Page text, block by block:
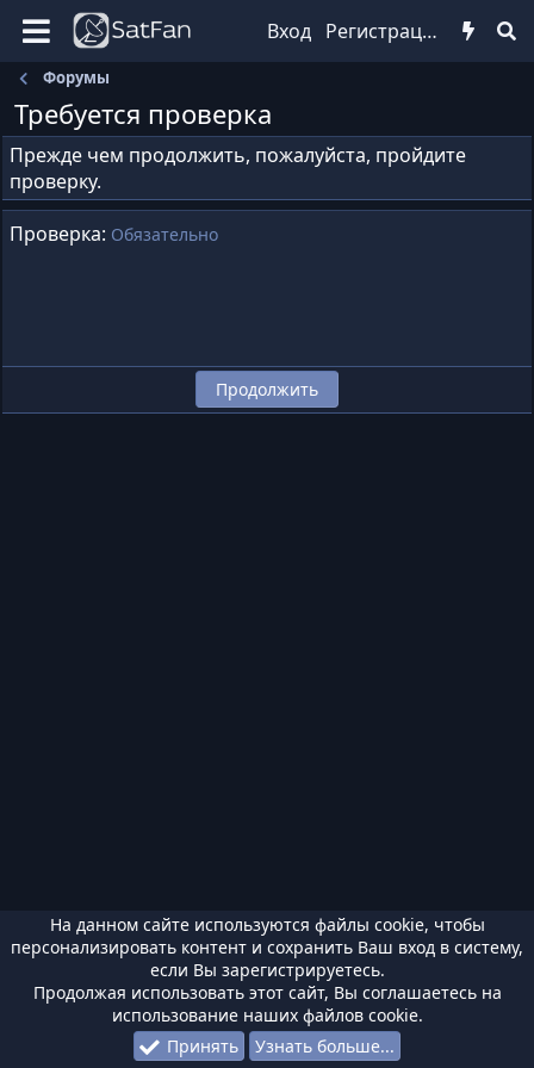
Вход Регистрация
Форумы
Требуется проверка
Прежде чем продолжить, пожалуйста, пройдите
проверку.
Проверка Обязательно
Продолжить
На данном сайте используются файлы cookie, чтобы
персонализировать контент и сохранить Ваш вход в систему,
если Вы зарегистрируетесь.
Продолжая использовать этот сайт, Вы соглашаетесь на
использование наших файлов cookie.
Принять
Узнать больше...